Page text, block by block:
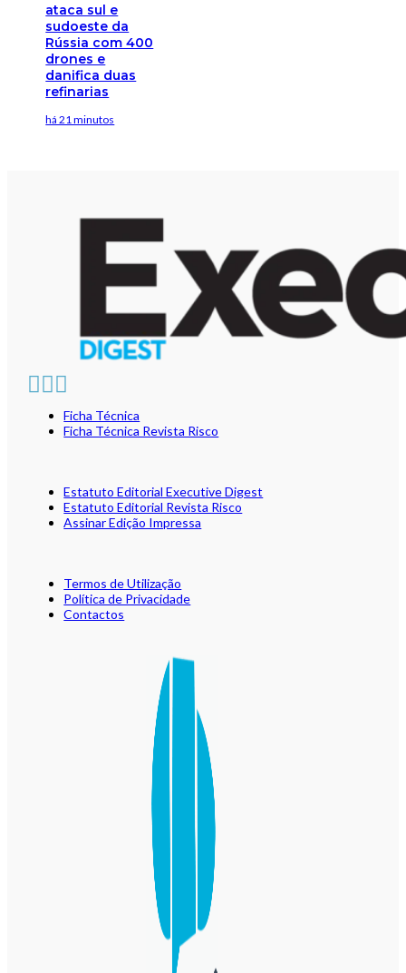
ataca sul e
sudoeste da
Rússia com 400
drones e
danifica duas
refinarias
há 21 minutos
Ficha Técnica
Ficha Técnica Revista Risco
Estatuto Editorial Executive Digest
Estatuto Editorial Revista Risco
Assinar Edição Impressa
Termos de Utilização
Política de Privacidade
Contactos